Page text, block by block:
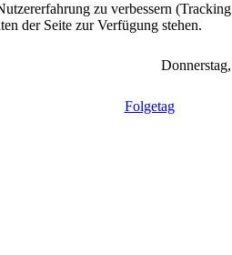
Folgetag
zu verbessern
der Seite zur Verfügung stehen.